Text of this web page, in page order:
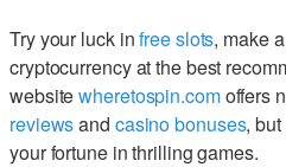
Try your luck infree slots, make
cryptocurrency at the best
websitewheretospin.comoffers
reviewsand casino bonuses,
your fortune in thrilling games.